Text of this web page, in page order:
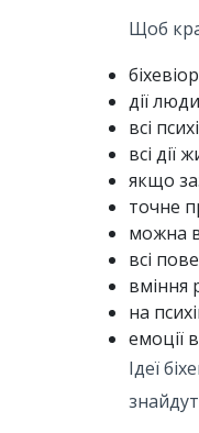
Щоб
дії
всі
всі дії
якщо
точне
можна
всі
вміння
на
емоції
Ідеї